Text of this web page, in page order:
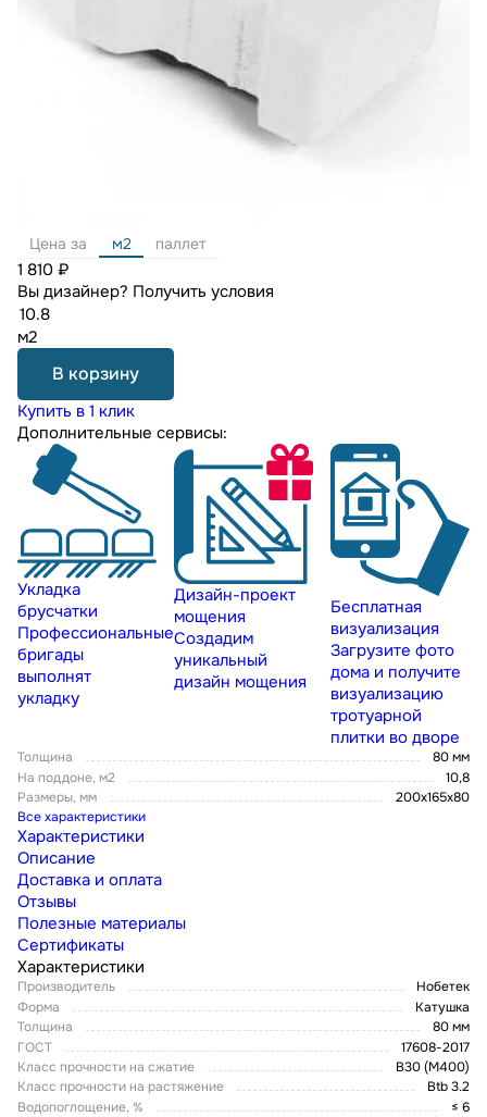
Цена за м2 паллет
1 810 ₽
Вы дизайнер? Получить условия
м2
В корзину
Купить в 1 клик
Дополнительные сервисы:
Укладка
брусчатки
Профессиональные
бригады
выполнят
укладку
Дизайн-проект
мощения
Создадим
уникальный
дизайн мощения
Бесплатная
визуализация
Загрузите фото
дома и получите
визуализацию
тротуарной
плитки во дворе
Толщина
80 мм
На поддоне, м2
10,8
Размеры, мм
200х165х80
Все характеристики
Характеристики
Описание
Доставка и оплата
Отзывы
Полезные материалы
Сертификаты
Характеристики
Производитель
Нобетек
Форма
Катушка
Толщина
80 мм
ГОСТ
17608-2017
Класс прочности на сжатие
В30 (М400)
Класс прочности на растяжение
Btb 3.2
Водопоглощение, %
≤ 6